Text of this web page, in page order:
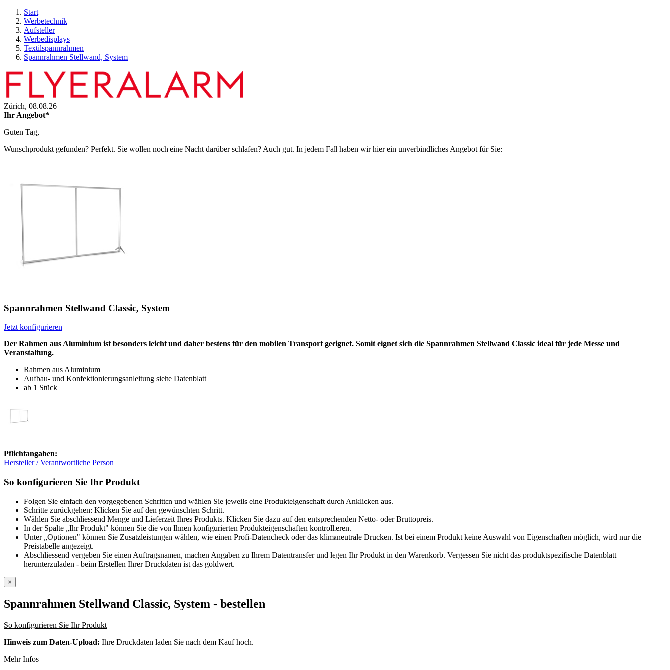
Start
Werbetechnik
Aufsteller
Werbedisplays
Textilspannrahmen
Spannrahmen Stellwand, System
Zürich, 08.08.26
Ihr Angebot*
Guten Tag,
Wunschprodukt gefunden? Perfekt. Sie wollen noch eine Nacht darüber schlafen? Auch gut. In jedem Fall haben wir hier ein unverbindliches Angebot für Sie:
Spannrahmen Stellwand Classic, System
Jetzt konfigurieren
Der Rahmen aus Aluminium ist besonders leicht und daher bestens für den mobilen Transport geeignet. Somit eignet sich die Spannrahmen Stellwand Classic ideal für jede Messe und
Veranstaltung.
Rahmen aus Aluminium
Aufbau- und Konfektionierungsanleitung siehe Datenblatt
ab 1 Stück
Pflichtangaben:
Hersteller / Verantwortliche Person
So konfigurieren Sie Ihr Produkt
Folgen Sie einfach den vorgegebenen Schritten und wählen Sie jeweils eine Produkteigenschaft durch Anklicken aus.
Schritte zurückgehen: Klicken Sie auf den gewünschten Schritt.
Wählen Sie abschliessend Menge und Lieferzeit Ihres Produkts. Klicken Sie dazu auf den entsprechenden Netto- oder Bruttopreis.
In der Spalte „Ihr Produkt" können Sie die von Ihnen konfigurierten Produkteigenschaften kontrollieren.
Unter „Optionen" können Sie Zusatzleistungen wählen, wie einen Profi-Datencheck oder das klimaneutrale Drucken. Ist bei einem Produkt keine Auswahl von Eigenschaften möglich, wird nur die
Preistabelle angezeigt.
Abschliessend vergeben Sie einen Auftragsnamen, machen Angaben zu Ihrem Datentransfer und legen Ihr Produkt in den Warenkorb. Vergessen Sie nicht das produktspezifische Datenblatt
herunterzuladen - beim Erstellen Ihrer Druckdaten ist das goldwert.
×
Spannrahmen Stellwand Classic, System - bestellen
So konfigurieren Sie Ihr Produkt
Hinweis zum Daten-Upload: Ihre Druckdaten laden Sie nach dem Kauf hoch.
Mehr Infos